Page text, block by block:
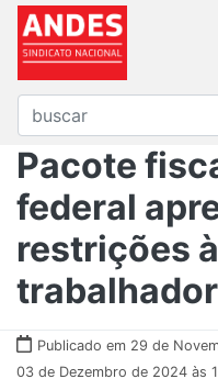
Pacote
federal
restrições
Publicado em 29 de
03 de Dezembro de 2024 às